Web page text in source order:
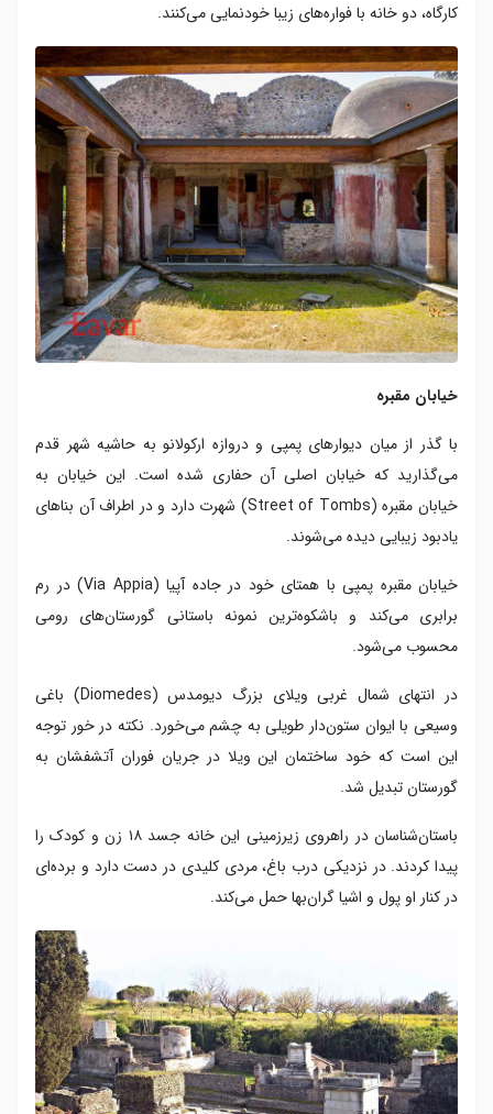
کارگاه، دو خانه با فواره‌های زیبا خودنمایی می‌کنند.
خیابان مقبره
با گذر از میان دیوارهای پمپی و دروازه‌ ارکولانو به حاشیه‌ شهر قدم
می‌گذارید که خیابان اصلی آن حفاری شده است. این خیابان به
خیابان مقبره (Street of Tombs) شهرت دارد و در اطراف آن بناهای
یادبود زیبایی دیده می‌شوند.
خیابان مقبره‌ پمپی با همتای خود در جاده آپیا (Via Appia) در رم
برابری می‌کند و باشکوه‌ترین نمونه‌ باستانی گورستان‌های رومی
محسوب می‌شود.
در انتهای شمال غربی ویلای بزرگ دیومدس (Diomedes) باغی
وسیعی با ایوان ستون‌دار طویلی به چشم می‌خورد. نکته‌ در خور توجه
این است که خود ساختمان این ویلا در جریان فوران آتشفشان به
گورستان تبدیل شد.
باستان‌شناسان در راهروی زیرزمینی این خانه جسد ۱۸ زن و کودک را
پیدا کردند. در نزدیکی درب باغ، مردی کلیدی در دست دارد و برده‌ای
در کنار او پول و اشیا گران‌بها حمل می‌کند.